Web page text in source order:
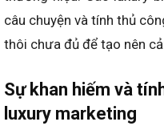
câu chuyện và tính thủ
thôi chưa đủ để tạo nên
Sự khan hiếm và
luxury marketing